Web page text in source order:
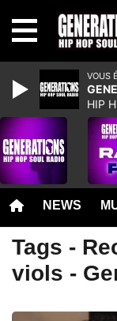
NEWS
Tags -
viols -
VOUS
HIP